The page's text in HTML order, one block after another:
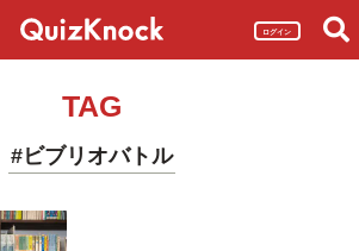
ログイン
TAG
#ビブリオバトル